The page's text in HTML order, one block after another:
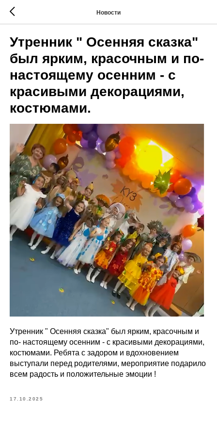
Новости
Утренник " Осенняя сказка"
был ярким, красочным и по-
настоящему осенним - с
красивыми декорациями,
костюмами.
Утренник " Осенняя сказка" был ярким, красочным и
по- настоящему осенним - с красивыми декорациями,
костюмами. Ребята с задором и вдохновением
выступали перед родителями, мероприятие подарило
всем радость и положительные эмоции !
17.10.2025